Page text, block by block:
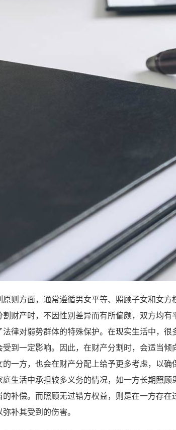
方面，通常遵循男女平等、照顾子女和女方
割财产时，不因性别差异而有所偏颇，双方均
法律对弱势群体的特殊保护。在现实生活中，
受到一定影响。因此，在财产分割时，会适当
的一方，也会在财产分配上给予更多考虑，以
庭生活中承担较多义务的情况，如一方长期照
的补偿。而照顾无过错方权益，则是在一方存
补其受到的伤害。